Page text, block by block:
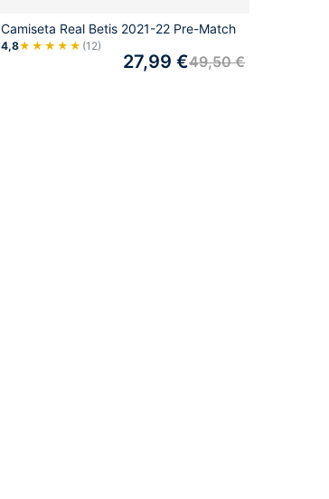
Camiseta Real Betis 2021-22 Pre-Match
4,8★★★★★ (12)
49,50€
27,99 €